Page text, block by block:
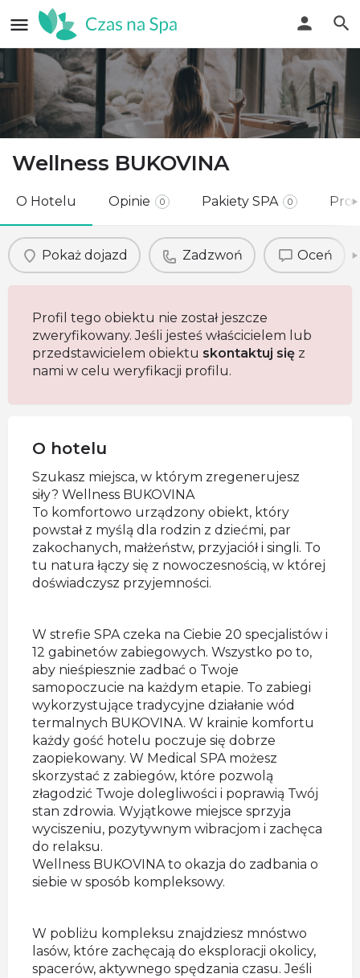
Wellness BUKOVINA
O Hotelu Opinie 0 Pakiety SPA 0
Pokaż dojazd Zadzwoń Oceń
Profil tego obiektu nie został jeszcze
zweryfikowany. Jeśli jesteś właścicielem lub
przedstawicielem obiektu skontaktuj się z
nami w celu weryfikacji profilu.
O hotelu
Szukasz miejsca, w którym zregenerujesz
siły? Wellness BUKOVINA
To komfortowo urządzony obiekt, który
powstał z myślą dla rodzin z dziećmi, par
zakochanych, małżeństw, przyjaciół i singli. To
tu natura łączy się z nowoczesnością, w której
doświadczysz przyjemności.
W strefie SPA czeka na Ciebie 20 specjalistów i
12 gabinetów zabiegowych. Wszystko po to,
aby nieśpiesznie zadbać o Twoje
samopoczucie na każdym etapie. To zabiegi
wykorzystujące tradycyjne działanie wód
termalnych BUKOVINA. W krainie komfortu
każdy gość hotelu poczuje się dobrze
zaopiekowany. W Medical SPA możesz
skorzystać z zabiegów, które pozwolą
złagodzić Twoje dolegliwości i poprawią Twój
stan zdrowia. Wyjątkowe miejsce sprzyja
wyciszeniu, pozytywnym wibracjom i zachęca
do relaksu.
Wellness BUKOVINA to okazja do zadbania o
siebie w sposób kompleksowy.
W pobliżu kompleksu znajdziesz mnóstwo
lasów, które zachęcają do eksploracji okolicy,
spacerów, aktywnego spędzania czasu. Jeśli